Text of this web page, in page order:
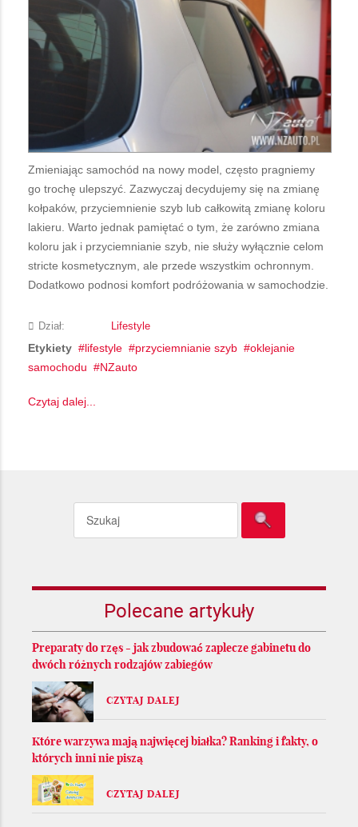
Zmieniając samochód na nowy model, często pragniemy
go trochę ulepszyć. Zazwyczaj decydujemy się na zmianę
kołpaków, przyciemnienie szyb lub całkowitą zmianę koloru
lakieru. Warto jednak pamiętać o tym, że zarówno zmiana
koloru jak i przyciemnianie szyb, nie służy wyłącznie celom
stricte kosmetycznym, ale przede wszystkim ochronnym.
Dodatkowo podnosi komfort podróżowania w samochodzie.
Dział: Lifestyle
Etykiety lifestyle przyciemnianie szyb
oklejanie
samochodu
NZauto
Czytaj dalej...
Polecane artykuły
Preparaty do rzęs - jak zbudować zaplecze gabinetu do
dwóch różnych rodzajów zabiegów
CZYTAJ DALEJ
Które warzywa mają najwięcej białka? Ranking i fakty, o
których inni nie piszą
CZYTAJ DALEJ